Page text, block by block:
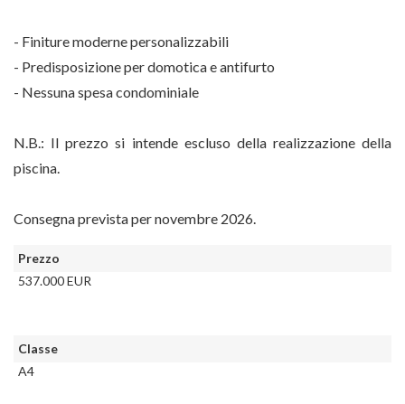
- Finiture moderne personalizzabili
- Predisposizione per domotica e antifurto
- Nessuna spesa condominiale
N.B.: Il prezzo si intende escluso della realizzazione della
piscina.
Consegna prevista per novembre 2026.
Prezzo
537.000 EUR
Classe
A4